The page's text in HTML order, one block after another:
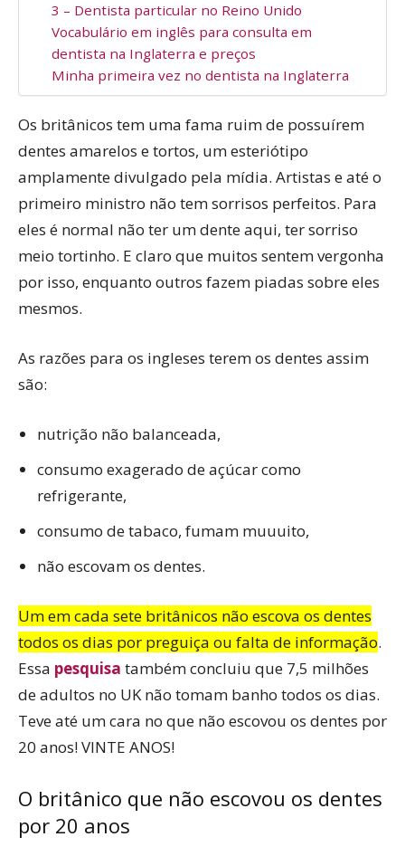
3 – Dentista particular no Reino Unido
Vocabulário em inglês para consulta em
dentista na Inglaterra e preços
Minha primeira vez no dentista na Inglaterra
Os britânicos tem uma fama ruim de possuírem
dentes amarelos e tortos, um esteriótipo
amplamente divulgado pela mídia. Artistas e até o
primeiro ministro não tem sorrisos perfeitos. Para
eles é normal não ter um dente aqui, ter sorriso
meio tortinho. E claro que muitos sentem vergonha
por isso, enquanto outros fazem piadas sobre eles
mesmos.
As razões para os ingleses terem os dentes assim
são:
nutrição não balanceada,
consumo exagerado de açúcar como
refrigerante,
consumo de tabaco, fumam muuuito,
não escovam os dentes.
Um em cada sete britânicos não escova os dentes
todos os dias por preguiça ou falta de informação.
Essa pesquisa também concluiu que 7,5 milhões
de adultos no UK não tomam banho todos os dias.
Teve até um cara no que não escovou os dentes por
20 anos! VINTE ANOS!
O britânico que não escovou os dentes
por 20 anos